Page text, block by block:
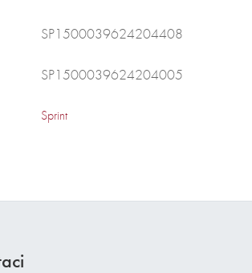
SP1500039624204408
SP1500039624204005
Sprint